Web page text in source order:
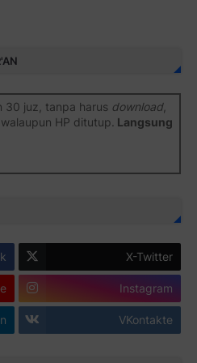
30 juz, tanpa harus download,
HP ditutup. Langsung
X-Twitter
Instagram
VKontakte